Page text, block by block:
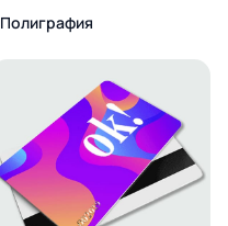
Полиграфия